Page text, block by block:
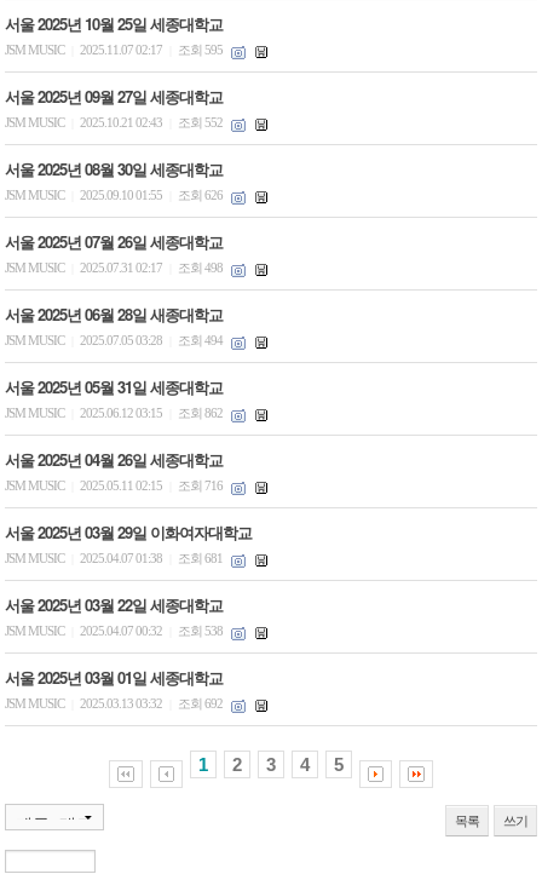
서울 2025년 10월 25일 세종대학교
JSM MUSIC 2025.11.07 02:17 조회 595
서울 2025년 09월 27일 세종대학교
JSM MUSIC 2025.10.21 02:43 조회 552
서울 2025년 08월 30일 세종대학교
JSM MUSIC 2025.09.10 01:55 조회 626
서울 2025년 07월 26일 세종대학교
JSM MUSIC 2025.07.31 02:17 조회 498
서울 2025년 06월 28일 새종대학교
JSM MUSIC 2025.07.05 03:28 조회 494
서울 2025년 05월 31일 세종대학교
JSM MUSIC 2025.06.12 03:15 조회 862
서울 2025년 04월 26일 세종대학교
JSM MUSIC 2025.05.11 02:15 조회 716
서울 2025년 03월 29일 이화여자대학교
JSM MUSIC 2025.04.07 01:38 조회 681
서울 2025년 03월 22일 세종대학교
JSM MUSIC 2025.04.07 00:32 조회 538
서울 2025년 03월 01일 세종대학교
JSM MUSIC 2025.03.13 03:32 조회 692
1 2 3 4 5
목록 쓰기